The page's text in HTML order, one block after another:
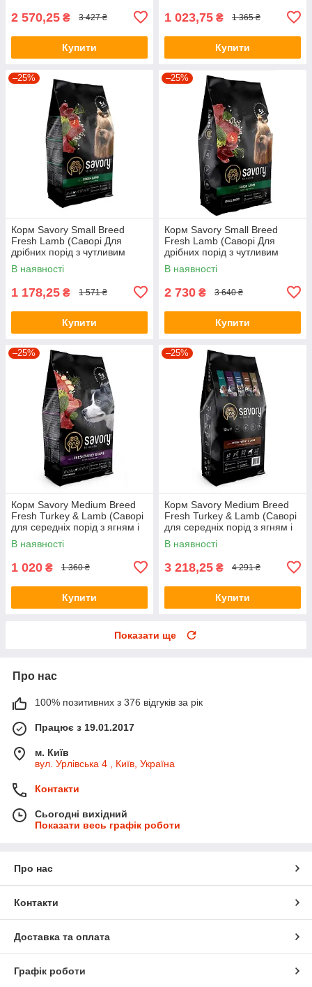
2 570,25 ₴ 3 427 ₴
Купити
1 023,75 ₴ 1 365 ₴
Купити
–25%
Корм Savory Small Breed
Fresh Lamb (Саворі Для
дрібних порід з чутливим
травленням з ягням) 3кг.
В наявності
1 178,25 ₴ 1 571 ₴
Купити
–25%
Корм Savory Small Breed
Fresh Lamb (Саворі Для
дрібних порід з чутливим
травленням з ягням) 8кг.
В наявності
2 730 ₴ 3 640 ₴
Купити
–25%
Корм Savory Medium Breed
Fresh Turkey & Lamb (Саворі
для середніх порід з ягням і
індичкою) 3кг.
В наявності
1 020 ₴ 1 360 ₴
Купити
–25%
Корм Savory Medium Breed
Fresh Turkey & Lamb (Саворі
для середніх порід з ягням і
індичкою) 12кг.
В наявності
3 218,25 ₴ 4 291 ₴
Купити
Показати ще
Про нас
100% позитивних з 376 відгуків за рік
Працює з 19.01.2017
м. Київ
вул. Урлівська 4 , Київ, Україна
Контакти
Сьогодні вихідний
Показати весь графік роботи
Про нас
Контакти
Доставка та оплата
Графік роботи